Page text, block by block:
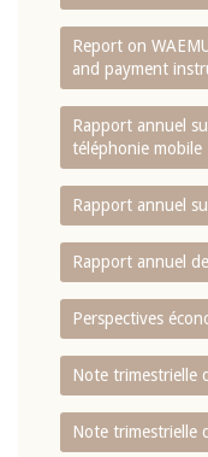
Report on
and payment
Rapport annuel
téléphonie mobile
Rapport annuel
Rapport annuel
Perspectives
Note trimestrielle
Note trimestrielle